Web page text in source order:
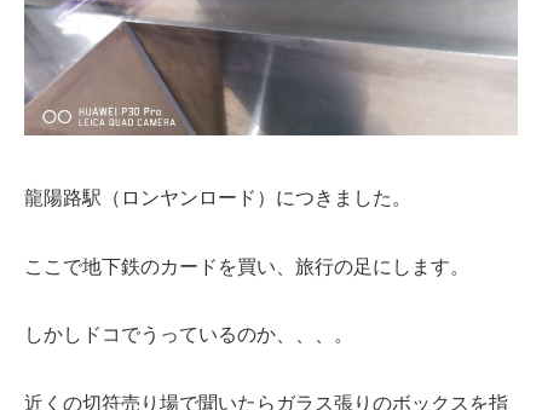
龍陽路駅（ロンヤンロード）につきました。
ここで地下鉄のカードを買い、旅行の足にします。
しかしドコでうっているのか、、、。
近くの切符売り場で聞いたらガラス張りのボックスを指